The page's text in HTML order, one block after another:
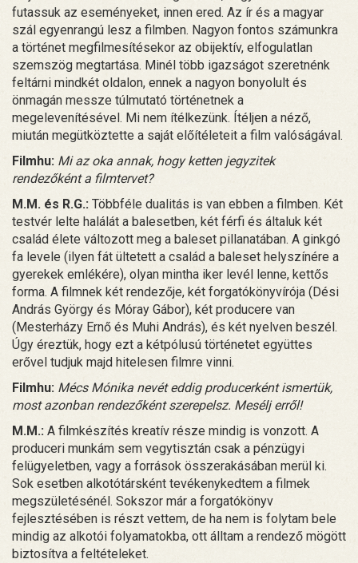
futassuk az eseményeket, innen ered. Az ír és a magyar
szál egyenrangú lesz a filmben. Nagyon fontos számunkra
a történet megfilmesítésekor az obijektív, elfogulatlan
szemszög megtartása. Minél több igazságot szeretnénk
feltárni mindkét oldalon, ennek a nagyon bonyolult és
önmagán messze túlmutató történetnek a
megelevenítésével. Mi nem ítélkezünk. Ítéljen a néző,
miután megütköztette a saját előítéleteit a film valóságával.
Filmhu: Mi az oka annak, hogy ketten jegyzitek
rendezőként a filmtervet?
M.M. és R.G.: Többféle dualitás is van ebben a filmben. Két
testvér lelte halálát a balesetben, két férfi és általuk két
család élete változott meg a baleset pillanatában. A ginkgó
fa levele (ilyen fát ültetett a család a baleset helyszínére a
gyerekek emlékére), olyan mintha iker levél lenne, kettős
forma. A filmnek két rendezője, két forgatókönyvírója (Dési
András György és Móray Gábor), két producere van
(Mesterházy Ernő és Muhi András), és két nyelven beszél.
Úgy éreztük, hogy ezt a kétpólusú történetet együttes
erővel tudjuk majd hitelesen filmre vinni.
Filmhu: Mécs Mónika nevét eddig producerként ismertük,
most azonban rendezőként szerepelsz. Mesélj erről!
M.M.: A filmkészítés kreatív része mindig is vonzott. A
produceri munkám sem vegytisztán csak a pénzügyi
felügyeletben, vagy a források összerakásában merül ki.
Sok esetben alkotótársként tevékenykedtem a filmek
megszületésénél. Sokszor már a forgatókönyv
fejlesztésében is részt vettem, de ha nem is folytam bele
mindig az alkotói folyamatokba, ott álltam a rendező mögött
biztosítva a feltételeket.